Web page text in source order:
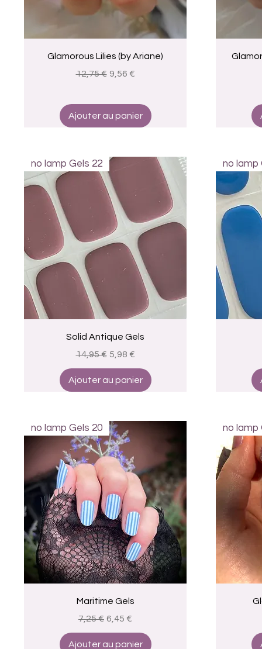
Aperçu rapide
Glamorous Lilies (by Ariane)
Prix original
12,75 € Prix promotionnel
9,56 €
Ajouter au panier
Aperçu rapide
no lamp Gels 22
Solid Antique Gels
Prix original
14,95 € Prix promotionnel
5,98 €
Ajouter au panier
no lamp
Aperçu rapide
no lamp Gels 20
Maritime Gels
Prix original
7,25 € Prix promotionnel
6,45 €
Ajouter au panier
no lamp